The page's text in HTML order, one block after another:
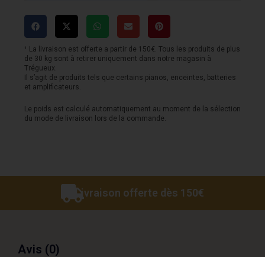
d'orchestre
noir
¹ La livraison est offerte a partir de 150€. Tous les produits de plus
de 30 kg sont à retirer uniquement dans notre magasin à
Trégueux.
Il s’agit de produits tels que certains pianos, enceintes, batteries
et amplificateurs.
Le poids est calculé automatiquement au moment de la sélection
du mode de livraison lors de la commande.
Livraison offerte dès 150€
Avis (0)